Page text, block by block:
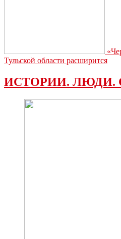
Тульской области расширится
ИСТОРИИ. ЛЮДИ.